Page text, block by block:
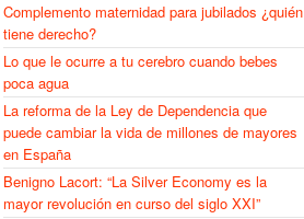
Complemento maternidad para jubilados ¿quién
tiene derecho?
Lo que le ocurre a tu cerebro cuando bebes
poca agua
La reforma de la Ley de Dependencia que
puede cambiar la vida de millones de mayores
en España
Benigno Lacort: “La Silver Economy es la
mayor revolución en curso del siglo XXI”